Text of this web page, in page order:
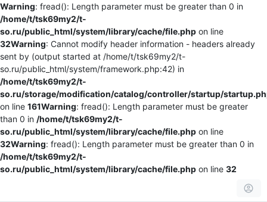
Warning: fread(): Length parameter must be greater than 0 in
/home/t/tsk69my2/t-
so.ru/public_html/system/library/cache/file.php on line
32Warning: Cannot modify header information - headers already
sent by (output started at /home/t/tsk69my2/t-
so.ru/public_html/system/framework.php:42) in
/home/t/tsk69my2/t-
so.ru/storage/modification/catalog/controller/startup/
on line 161Warning: fread(): Length parameter must be greater
than 0 in /home/t/tsk69my2/t-
so.ru/public_html/system/library/cache/file.php on line
32Warning: fread(): Length parameter must be greater than 0 in
/home/t/tsk69my2/t-
so.ru/public_html/system/library/cache/file.php on line 32